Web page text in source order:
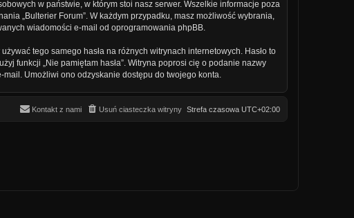
w państwie, w którym stoi nasz serwer. Wszelkie informacje poza
„Bulterier Forum”. W każdym przypadku, masz możliwość wybrania,
wiadomości e-mail od oprogramowania phpBB.
tego samego hasła na różnych witrynach internetowych. Hasło to
funkcji „Nie pamiętam hasła”. Witryna poprosi cię o podanie nazwy
Umożliwi ono odzyskanie dostępu do twojego konta.
Strefa czasowa UTC+02:00
Usuń ciasteczka witryny
Kontakt z nami